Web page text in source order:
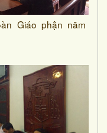
Giáo phận năm